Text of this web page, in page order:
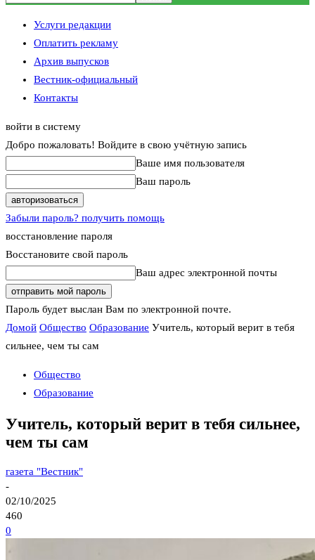
Услуги редакции
Оплатить рекламу
Архив выпусков
Вестник-официальный
Контакты
войти в систему
Добро пожаловать! Войдите в свою учётную запись
Ваше имя пользователя
Ваш пароль
Забыли пароль? получить помощь
восстановление пароля
Восстановите свой пароль
Ваш адрес электронной почты
Пароль будет выслан Вам по электронной почте.
Домой Общество Образование Учитель, который верит в тебя
сильнее, чем ты сам
Общество
Образование
Учитель, который верит в тебя сильнее,
чем ты сам
газета "Вестник"
-
02/10/2025
460
0